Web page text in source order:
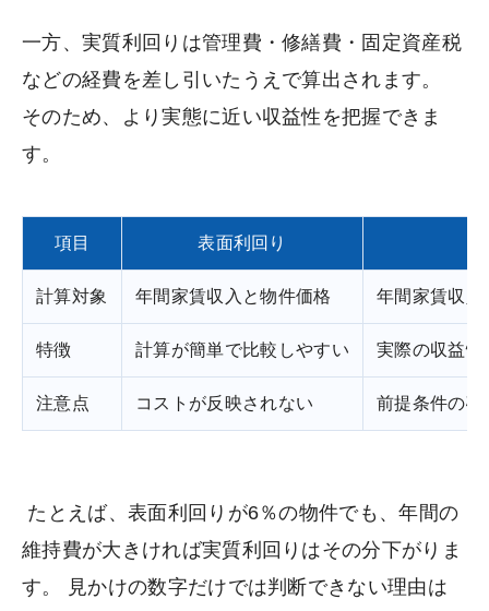
一方、実質利回りは管理費・修繕費・固定資産税
などの経費を差し引いたうえで算出されます。
そのため、より実態に近い収益性を把握できま
す。
項目 表面利回り
計算対象 年間家賃収入と物件価格 年間家賃収入
特徴 計算が簡単で比較しやすい 実際の収益性
注意点 コストが反映されない 前提条件の確
たとえば、表面利回りが6％の物件でも、年間の
維持費が大きければ実質利回りはその分下がりま
す。 見かけの数字だけでは判断できない理由は